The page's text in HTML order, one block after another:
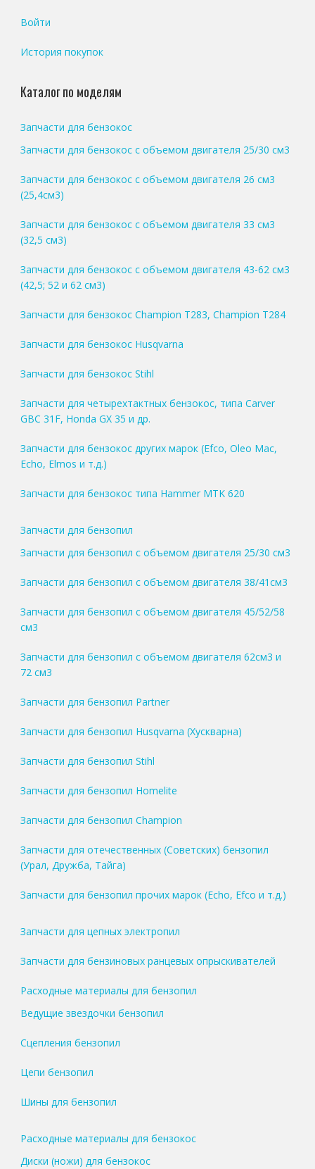
Войти
История покупок
Каталог по моделям
Запчасти для бензокос
Запчасти для бензокос с объемом двигателя 25/30 см3
Запчасти для бензокос с объемом двигателя 26 см3
(25,4см3)
Запчасти для бензокос с объемом двигателя 33 см3
(32,5 см3)
Запчасти для бензокос с объемом двигателя 43-62 см3
(42,5; 52 и 62 см3)
Запчасти для бензокос Champion T283, Champion T284
Запчасти для бензокос Husqvarna
Запчасти для бензокос Stihl
Запчасти для четырехтактных бензокос, типа Carver
GBC 31F, Honda GX 35 и др.
Запчасти для бензокос других марок (Efco, Oleo Mac,
Echo, Elmos и т.д.)
Запчасти для бензокос типа Hammer MTK 620
Запчасти для бензопил
Запчасти для бензопил с объемом двигателя 25/30 см3
Запчасти для бензопил с объемом двигателя 38/41см3
Запчасти для бензопил с объемом двигателя 45/52/58
см3
Запчасти для бензопил с объемом двигателя 62см3 и
72 см3
Запчасти для бензопил Partner
Запчасти для бензопил Husqvarna (Хускварна)
Запчасти для бензопил Stihl
Запчасти для бензопил Homelite
Запчасти для бензопил Champion
Запчасти для отечественных (Советских) бензопил
(Урал, Дружба, Тайга)
Запчасти для бензопил прочих марок (Echo, Efco и т.д.)
Запчасти для цепных электропил
Запчасти для бензиновых ранцевых опрыскивателей
Расходные материалы для бензопил
Ведущие звездочки бензопил
Сцепления бензопил
Цепи бензопил
Шины для бензопил
Расходные материалы для бензокос
Диски (ножи) для бензокос